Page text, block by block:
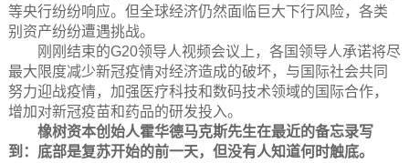
等央行纷纷响应。但全球经济仍然面临巨大下行风险，各类
别资产纷纷遭遇挑战。
刚刚结束的G20领导人视频会议上，各国领导人承诺将尽
最大限度减少新冠疫情对经济造成的破坏，与国际社会共同
努力迎战疫情，加强医疗科技和数码技术领域的国际合作，
增加对新冠疫苗和药品的研发投入。
橡树资本创始人霍华德马克斯先生在最近的备忘录写
到：底部是复苏开始的前一天，但没有人知道何时触底。